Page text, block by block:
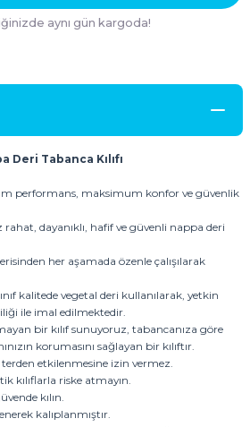
aynı gün kargoda!
Deri Tabanca Kılıfı
performans, maksimum konfor ve güvenlik
dayanıklı, hafif ve güvenli nappa deri
her aşamada özenle çalışılarak
kalitede vegetal deri kullanılarak, yetkin
ile imal edilmektedir.
bir kılıf sunuyoruz, tabancanıza göre
korumasını sağlayan bir kılıftır.
terden etkilenmesine izin vermez.
kılıflarla riske atmayın.
kılın.
kalıplanmıştır.